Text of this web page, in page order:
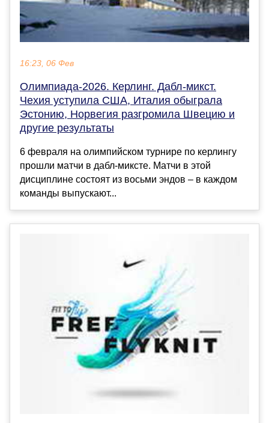
16:23, 06 Фев
Олимпиада-2026. Керлинг. Дабл-микст.
Чехия уступила США, Италия обыграла
Эстонию, Норвегия разгромила Швецию и
другие результаты
6 февраля на олимпийском турнире по керлингу
прошли матчи в дабл-миксте. Матчи в этой
дисциплине состоят из восьми эндов – в каждом
команды выпускают...